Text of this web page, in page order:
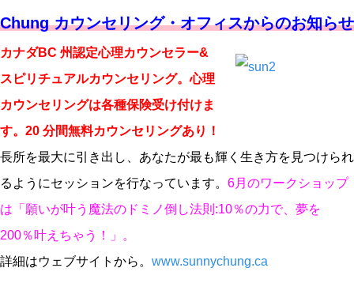
Chung カウンセリング・オフィスからのお知らせ
カナダBC 州認定心理カウンセラー&
スピリチュアルカウンセリング。心理
カウンセリングは各種保険受け付けま
す。20 分間無料カウンセリングあり！
長所を最大に引き出し、あなたが最も輝く生き方を見つけられ
るようにセッションを行なっています。 6月のワークショップ
は「願いが叶う魔法のドミノ倒し法則:10％の力で、夢を
200％叶えちゃう！」。
詳細はウェブサイトから。 www.sunnychung.ca